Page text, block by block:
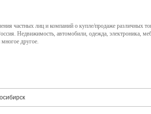
частных лиц и компаний о купле/продаже различных
Недвижимость, автомобили, одежда, электроника,
другое.